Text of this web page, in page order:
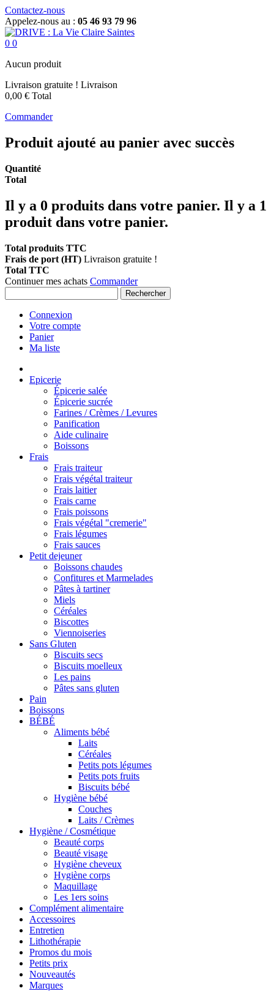
Contactez-nous
Appelez-nous au : 05 46 93 79 96
0 0
Aucun produit
Livraison gratuite ! Livraison
0,00 € Total
Commander
Produit ajouté au panier avec succès
Quantité
Total
Il y a 0 produits dans votre panier. Il y a 1
produit dans votre panier.
Total produits TTC
Frais de port (HT) Livraison gratuite !
Total TTC
Continuer mes achats Commander
Rechercher
Connexion
Votre compte
Panier
Ma liste
Epicerie
Épicerie salée
Épicerie sucrée
Farines / Crèmes / Levures
Panification
Aide culinaire
Boissons
Frais
Frais traiteur
Frais végétal traiteur
Frais laitier
Frais carne
Frais poissons
Frais végétal "cremerie"
Frais légumes
Frais sauces
Petit dejeuner
Boissons chaudes
Confitures et Marmelades
Pâtes à tartiner
Miels
Céréales
Biscottes
Viennoiseries
Sans Gluten
Biscuits secs
Biscuits moelleux
Les pains
Pâtes sans gluten
Pain
Boissons
BÉBÉ
Aliments bébé
Laits
Céréales
Petits pots légumes
Petits pots fruits
Biscuits bébé
Hygiène bébé
Couches
Laits / Crèmes
Hygiène / Cosmétique
Beauté corps
Beauté visage
Hygiène cheveux
Hygiène corps
Maquillage
Les 1ers soins
Complément alimentaire
Accessoires
Entretien
Lithothérapie
Promos du mois
Petits prix
Nouveautés
Marques